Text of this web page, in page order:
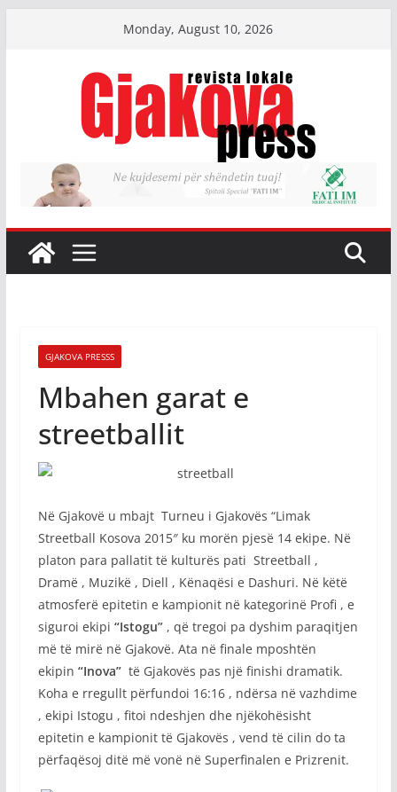
Monday, August 10, 2026
GJAKOVA PRESSS
Mbahen garat e
streetballit
Në Gjakovë u mbajt Turneu i Gjakovës “Limak
Streetball Kosova 2015″ ku morën pjesë 14 ekipe. Në
platon para pallatit të kulturës pati Streetball ,
Dramë , Muzikë , Diell , Kënaqësi e Dashuri. Në këtë
atmosferë epitetin e kampionit në kategorinë Profi , e
siguroi ekipi “Istogu”, që tregoi pa dyshim paraqitjen
më të mirë në Gjakovë. Ata në finale mposhtën
ekipin “Inova”të Gjakovës pas një finishi dramatik.
Koha e rregullt përfundoi 16:16 , ndërsa në vazhdime
, ekipi Istogu , fitoi ndeshjen dhe njëkohësisht
epitetin e kampionit të Gjakovës , vend të cilin do ta
përfaqësoj ditë më vonë në Superfinalen e Prizrenit.